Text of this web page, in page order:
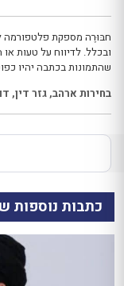
חבּוּרֶה מספקת פלטפורמה
ובכלל. לדיווח על טעות או
שהתמונות בכתבה יהיו
בחירות ארהב,גזר דין,
כתבות נוספות